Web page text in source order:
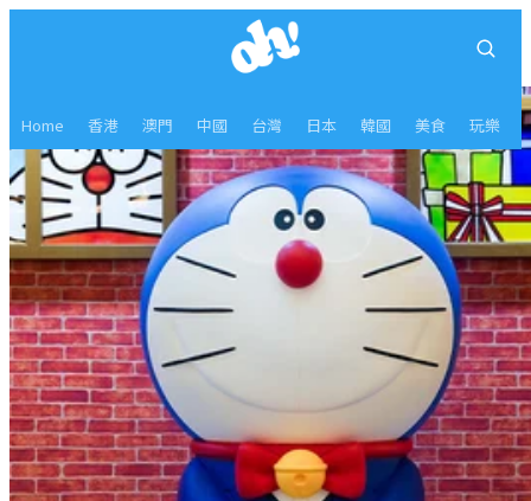
Home 香港 澳門 中國 台灣 日本 韓國 美食 玩樂